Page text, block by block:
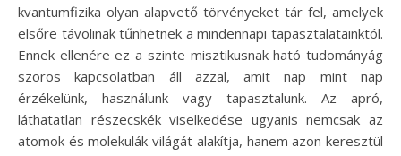
kvantumfizika olyan alapvető törvényeket tár fel, amelyek
elsőre távolinak tűnhetnek a mindennapi tapasztalatainktól.
Ennek ellenére ez a szinte misztikusnak ható tudományág
szoros kapcsolatban áll azzal, amit nap mint nap
érzékelünk, használunk vagy tapasztalunk. Az apró,
láthatatlan részecskék viselkedése ugyanis nemcsak az
atomok és molekulák világát alakítja, hanem azon keresztül